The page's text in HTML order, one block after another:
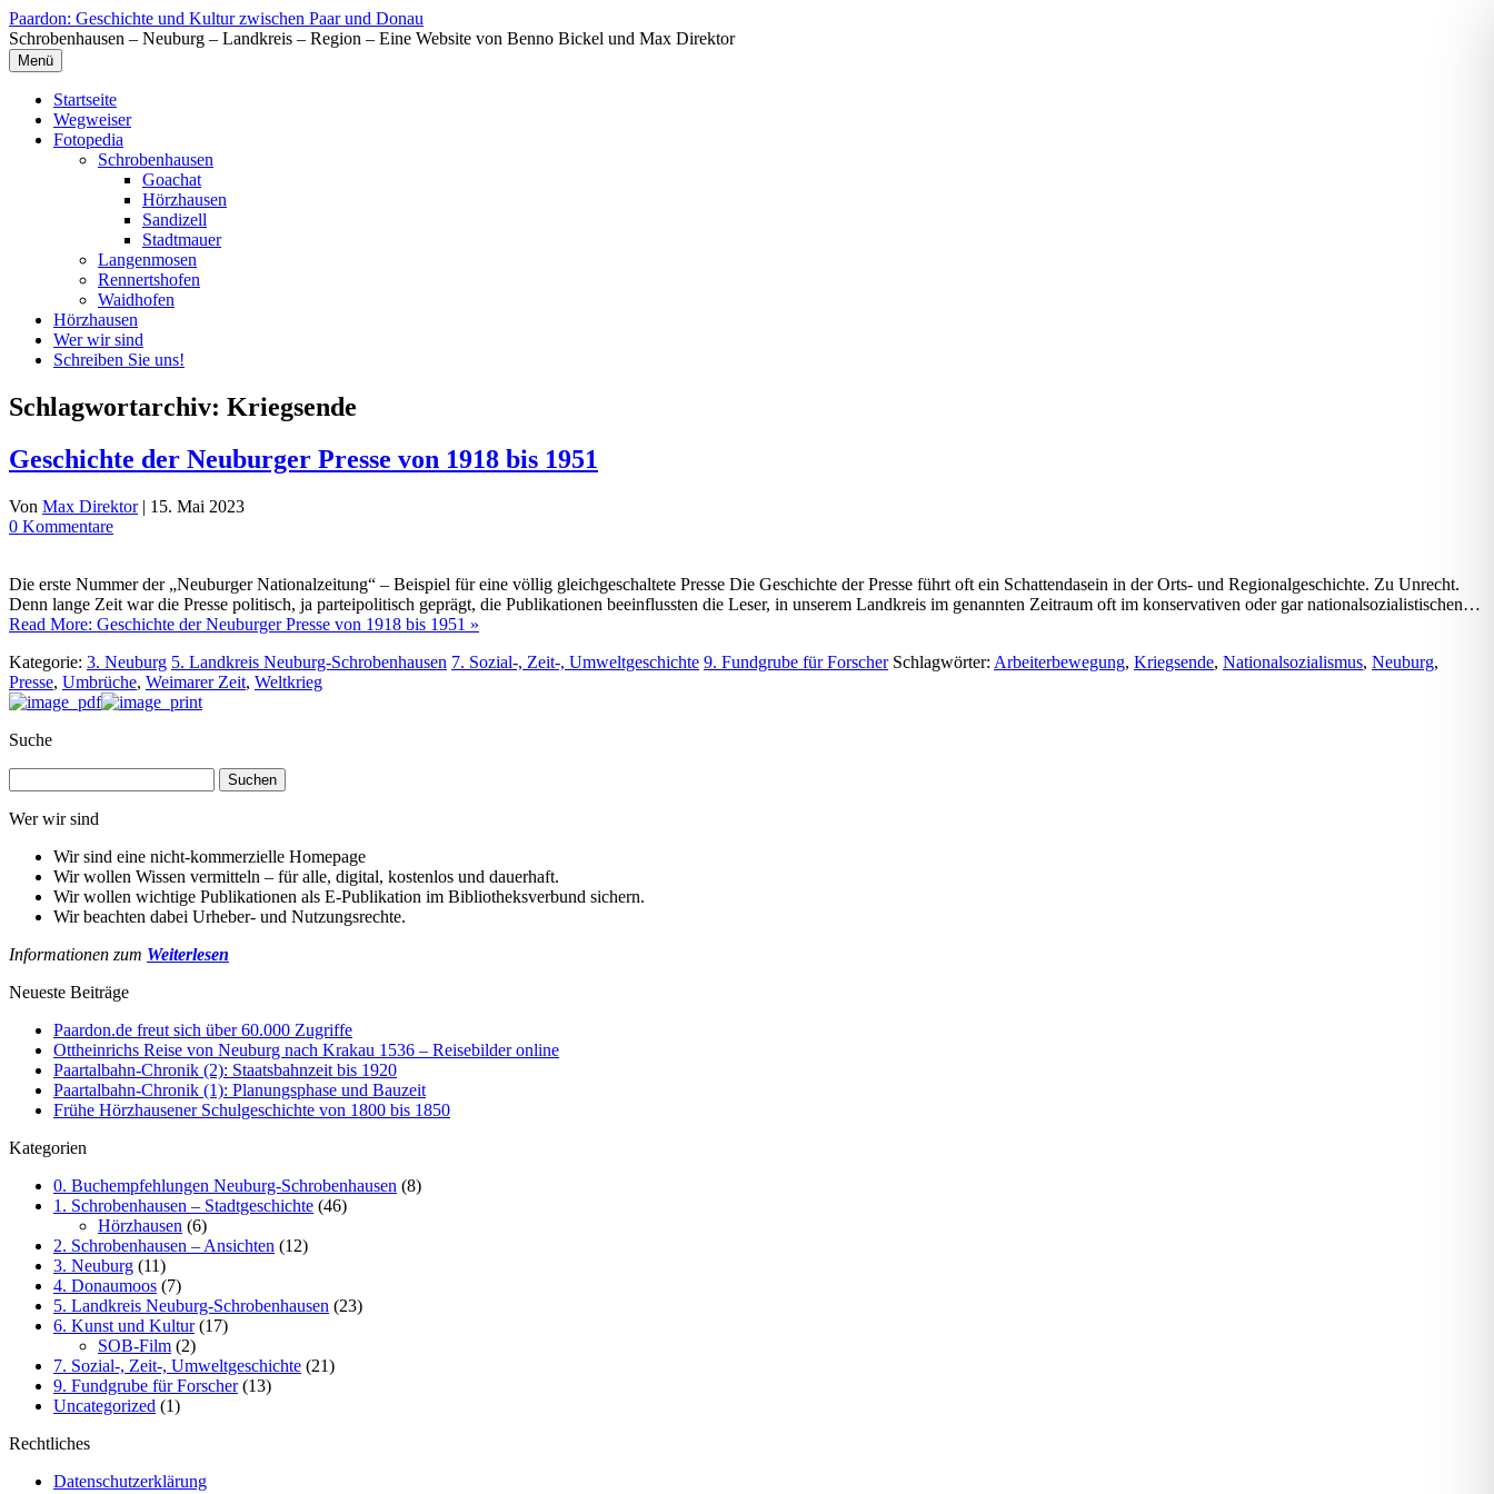
Zum
Inhalt
springen
Paardon: Geschichte und Kultur zwischen Paar und Donau
Schrobenhausen – Neuburg – Landkreis – Region – Eine Website von Benno Bickel und Max Direktor
Menü
Startseite
Wegweiser
Fotopedia
Schrobenhausen
Goachat
Hörzhausen
Sandizell
Stadtmauer
Langenmosen
Rennertshofen
Waidhofen
Hörzhausen
Wer wir sind
Schreiben Sie uns!
Schlagwortarchiv: Kriegsende
Geschichte der Neuburger Presse von 1918 bis 1951
Von Max Direktor | 15. Mai 2023
0 Kommentare
Die erste Nummer der „Neuburger Nationalzeitung“ – Beispiel für eine völlig gleichgeschaltete Presse Die Geschichte der Presse führt oft ein Schattendasein in der Orts- und Regionalgeschichte. Zu Unrecht.
Denn lange Zeit war die Presse politisch, ja parteipolitisch geprägt, die Publikationen beeinflussten die Leser, in unserem Landkreis im genannten Zeitraum oft im konservativen oder gar nationalsozialistischen…
Read More: Geschichte der Neuburger Presse von 1918 bis 1951 »
Kategorie: 3. Neuburg 5. Landkreis Neuburg-Schrobenhausen 7. Sozial-, Zeit-, Umweltgeschichte 9. Fundgrube für Forscher Schlagwörter: Arbeiterbewegung, Kriegsende, Nationalsozialismus, Neuburg,
Presse, Umbrüche, Weimarer Zeit, Weltkrieg
Suche
nach:
Wer wir sind
Wir sind eine nicht-kommerzielle Homepage
Wir wollen Wissen vermitteln – für alle, digital, kostenlos und dauerhaft.
Wir wollen wichtige Publikationen als E-Publikation im Bibliotheksverbund sichern.
Wir beachten dabei Urheber- und Nutzungsrechte.
Informationen zum Weiterlesen
Neueste Beiträge
Paardon.de freut sich über 60.000 Zugriffe
Ottheinrichs Reise von Neuburg nach Krakau 1536 – Reisebilder online
Paartalbahn-Chronik (2): Staatsbahnzeit bis 1920
Paartalbahn-Chronik (1): Planungsphase und Bauzeit
Frühe Hörzhausener Schulgeschichte von 1800 bis 1850
Kategorien
0. Buchempfehlungen Neuburg-Schrobenhausen (8)
1. Schrobenhausen – Stadtgeschichte (46)
Hörzhausen (6)
2. Schrobenhausen – Ansichten (12)
3. Neuburg (11)
4. Donaumoos (7)
5. Landkreis Neuburg-Schrobenhausen (23)
6. Kunst und Kultur(17)
SOB-Film (2)
7. Sozial-, Zeit-, Umweltgeschichte (21)
9. Fundgrube für Forscher(13)
Uncategorized (1)
Rechtliches
Datenschutzerklärung